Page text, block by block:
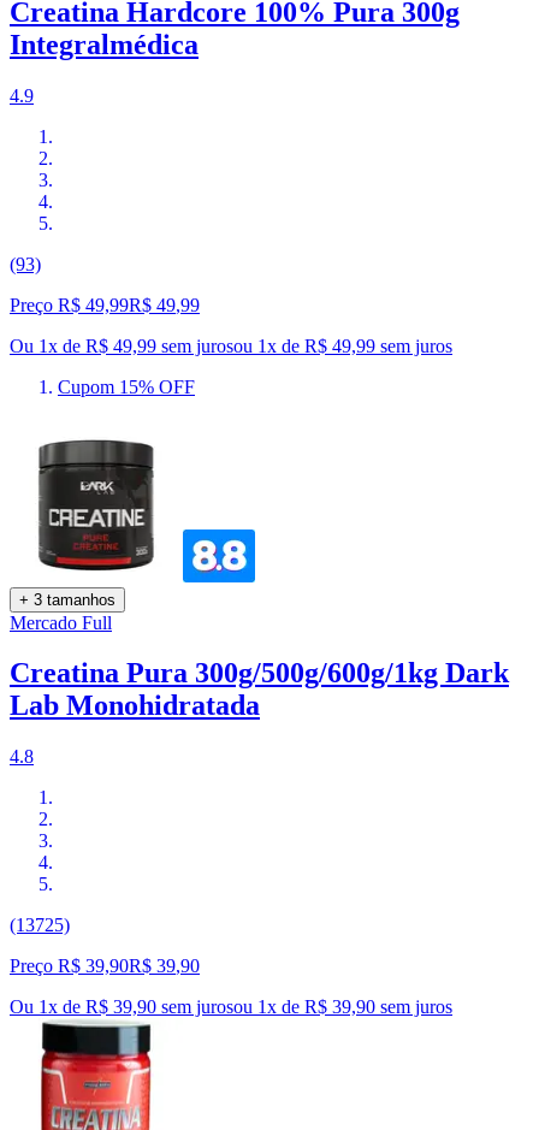
Creatina Hardcore 100% Pura 300g
Integralmédica
4.9
(93)
Preço R$ 49,99R$ 49,99
Ou 1x de R$ 49,99 sem jurosou 1x de R$ 49,99 sem juros
Cupom 15% OFF
+ 3 tamanhos
Mercado Full
Creatina Pura 300g/500g/600g/1kg Dark
Lab Monohidratada
4.8
(13725)
Preço R$ 39,90R$ 39,90
Ou 1x de R$ 39,90 sem jurosou 1x de R$ 39,90 sem juros